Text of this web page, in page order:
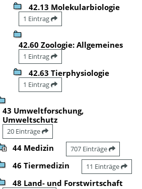
42.13 Molekularbiologie
1 Eintrag
42.60 Zoologie: Allgemeines
1 Eintrag
42.63 Tierphysiologie
1 Eintrag
43 Umweltforschung,
Umweltschutz
20 Einträge
44 Medizin 707 Einträge
46 Tiermedizin 11 Einträge
48 Land- und Forstwirtschaft